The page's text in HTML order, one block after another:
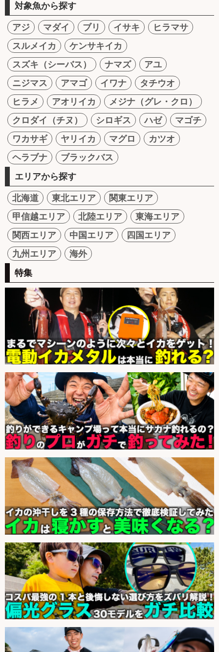
対象魚から探す
アジ マダイ ブリ イサキ
ヒラマサ
スルメイカ
ケンサキイカ
スズキ（シーバス）
ナマズ
アユ
ニジマス
アマゴ イワナ
タチウオ
ヒラメ
アオリイカ
メジナ（グレ・クロ）
クロダイ（チヌ）
シロギス ハゼ
マゴチ
ワカサギ
ヤリイカ マグロ
カツオ
ヘラブナ
ブラックバス
エリアから探す
北海道 東北エリア
関東エリア
甲信越エリア
北陸エリア
東海エリア
関西エリア
中国エリア
四国エリア
九州エリア
海外
特集